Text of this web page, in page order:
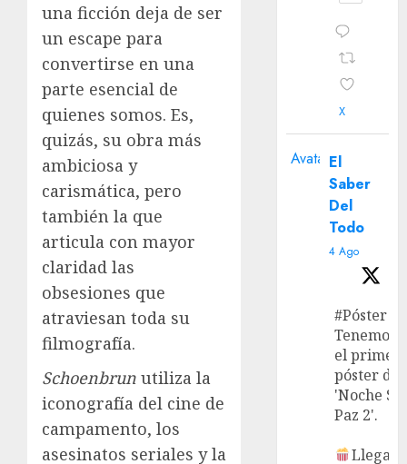
una ficción deja de ser
un escape para
convertirse en una
parte esencial de
quienes somos. Es,
quizás, su obra más
ambiciosa y
carismática, pero
también la que
articula con mayor
claridad las
obsesiones que
atraviesan toda su
filmografía.
Schoenbrun utiliza la
iconografía del cine de
campamento, los
asesinatos seriales y la
X
Avatar El
Saber
Del
Todo
4 Ago
#Póster
Tenemos
el primer
póster de
'Noche
Paz 2'.
Llega a